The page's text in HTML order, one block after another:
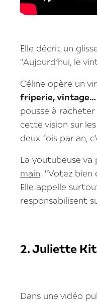
Elle décrit un
"Aujourd’hui, le
Céline opère un
friperie, vintage…
pousse à
cette vision sur
deux fois par an,
La youtubeuse va
main. "Votez bien
Elle appelle
responsabilisent
2. Juliette
Dans une vidéo